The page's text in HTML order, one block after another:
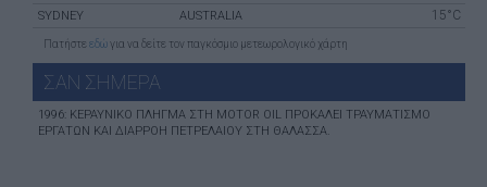
SYDNEY AUSTRALIA 15°C
Πατήστε εδώγια να δείτε τον παγκόσμιο μετεωρολογικό χάρτη
ΣΑΝ ΣHΜΕΡΑ
1996: ΚΕΡΑΥΝΙΚΌ ΠΛΉΓΜΑ ΣΤΗ MOTOR OIL ΠΡΟΚΑΛΕΊ ΤΡΑΥΜΑΤΙΣΜΌ
ΕΡΓΑΤΏΝ ΚΑΙ ΔΙΑΡΡΟΉ ΠΕΤΡΕΛΑΊΟΥ ΣΤΗ ΘΆΛΑΣΣΑ.